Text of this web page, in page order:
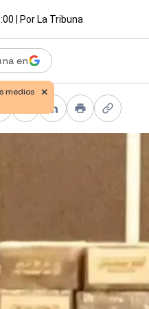
| Por La Tribuna
en
PinterestLinkedIn
PrintCopy